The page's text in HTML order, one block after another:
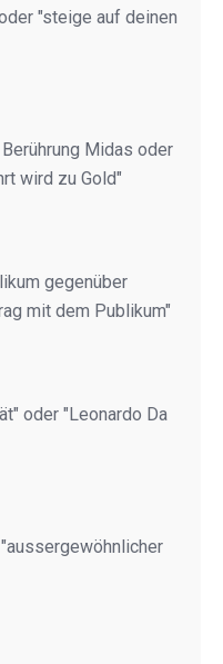
"steige auf deinen
Midas oder
wird zu Gold"
gegenüber
mit dem Publikum"
oder "Leonardo Da